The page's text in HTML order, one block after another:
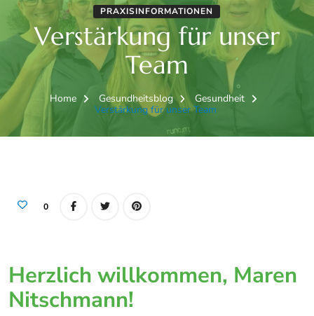
PRAXISINFORMATIONEN
Verstärkung für unser
Team
Home Gesundheitsblog
Gesundheit
Verstärkung für unser Team
0
Herzlich willkommen, Maren
Nitschmann!